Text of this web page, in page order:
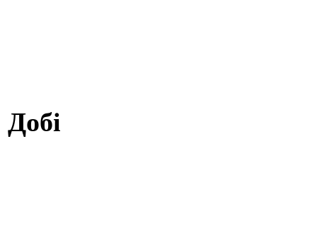
Добі